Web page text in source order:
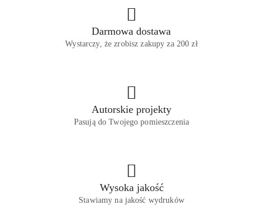
Darmowa dostawa
Wystarczy, że zrobisz zakupy za 200 zł
Autorskie projekty
Pasują do Twojego pomieszczenia
Wysoka jakość
Stawiamy na jakość wydruków